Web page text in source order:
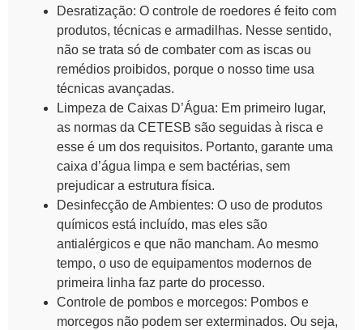
Desratização: O controle de roedores é feito com
produtos, técnicas e armadilhas. Nesse sentido,
não se trata só de combater com as iscas ou
remédios proibidos, porque o nosso time usa
técnicas avançadas.
Limpeza de Caixas D’Água: Em primeiro lugar,
as normas da CETESB são seguidas à risca e
esse é um dos requisitos. Portanto, garante uma
caixa d’água limpa e sem bactérias, sem
prejudicar a estrutura física.
Desinfecção de Ambientes: O uso de produtos
químicos está incluído, mas eles são
antialérgicos e que não mancham. Ao mesmo
tempo, o uso de equipamentos modernos de
primeira linha faz parte do processo.
Controle de pombos e morcegos: Pombos e
morcegos não podem ser exterminados. Ou seja,